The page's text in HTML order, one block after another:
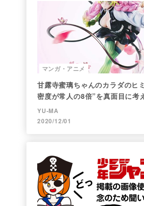
マンガ・アニメ
甘露寺蜜璃ちゃんのカラダのヒ
密度が常人の8倍”を真面目に考
YU-MA
2020/12/01